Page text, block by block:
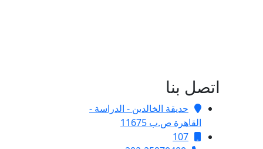
اتصل بنا
حديقة الخالدين - الدراسة -
القاهرة ص.ب 11675
107